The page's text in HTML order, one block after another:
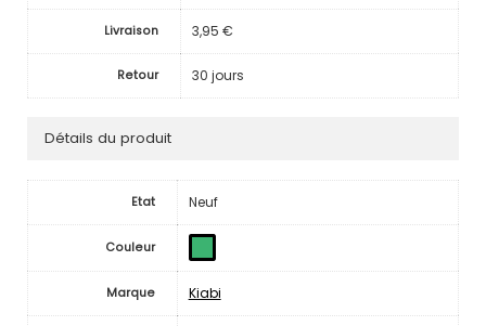
Livraison 3,95 €
Retour 30 jours
Détails du produit
Etat Neuf
Couleur
Marque Kiabi